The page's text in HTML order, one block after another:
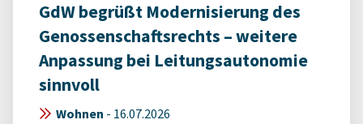
GdW begrüßt Modernisierung des
Genossenschaftsrechts – weitere
Anpassung bei Leitungsautonomie
sinnvoll
Wohnen - 16.07.2026